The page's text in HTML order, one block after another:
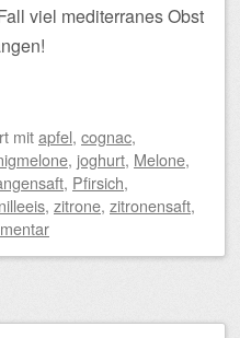
viel mediterranes Obst
mitapfel, cognac,
, joghurt, Melone,
, Pfirsich,
, zitrone, zitronensaft,